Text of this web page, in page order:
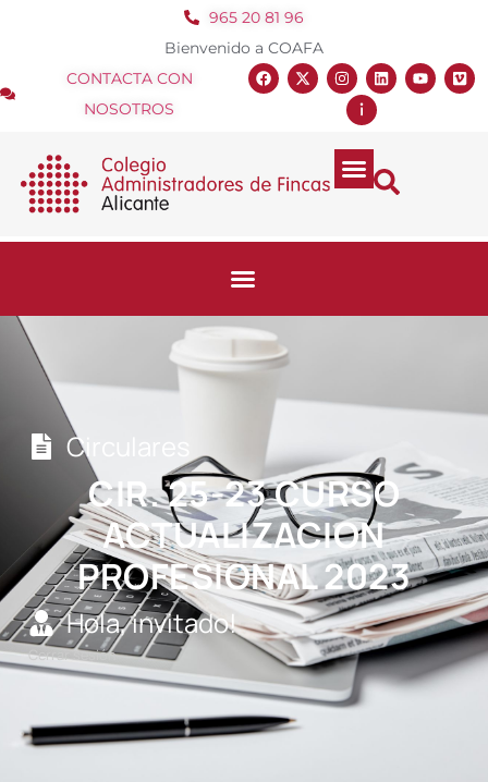
965 20 81 96
Bienvenido a COAFA
CONTACTA CON
NOSOTROS
Circulares
CIR. 25-23 CURSO
ACTUALIZACION
PROFESIONAL 2023
Hola, invitado!
Cerrar sesión